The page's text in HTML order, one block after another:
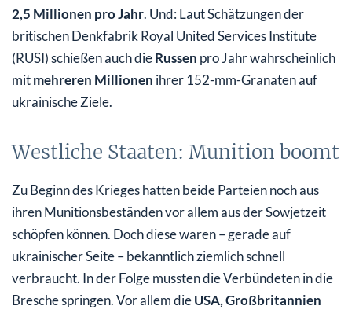
2,5 Millionen pro Jahr. Und: Laut Schätzungen der
britischen Denkfabrik Royal United Services Institute
(RUSI) schießen auch dieRussen pro Jahr wahrscheinlich
mitmehreren Millionen ihrer 152-mm-Granaten auf
ukrainische Ziele.
Westliche Staaten: Munition boomt
Zu Beginn des Krieges hatten beide Parteien noch aus
ihren Munitionsbeständen vor allem aus der Sowjetzeit
schöpfen können. Doch diese waren – gerade auf
ukrainischer Seite – bekanntlich ziemlich schnell
verbraucht. In der Folge mussten die Verbündeten in die
Bresche springen. Vor allem dieUSA, Großbritannien